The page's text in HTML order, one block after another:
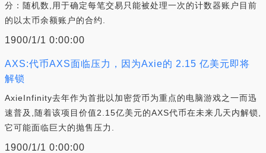
分：随机数,用于确定每笔交易只能被处理一次的计数器账户目前
的以太币余额账户的合约.
1900/1/1 0:00:00
AXS:代币AXS面临压力，因为Axie的 2.15 亿美元即将
解锁
AxieInfinity去年作为首批以加密货币为重点的电脑游戏之一而迅
速普及,随着该项目价值2.15亿美元的AXS代币在未来几天内解锁,
它可能面临巨大的抛售压力.
1900/1/1 0:00:00